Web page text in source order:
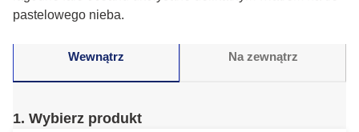
pastelowego nieba.
Wewnątrz Na zewnątrz
1. Wybierz produkt